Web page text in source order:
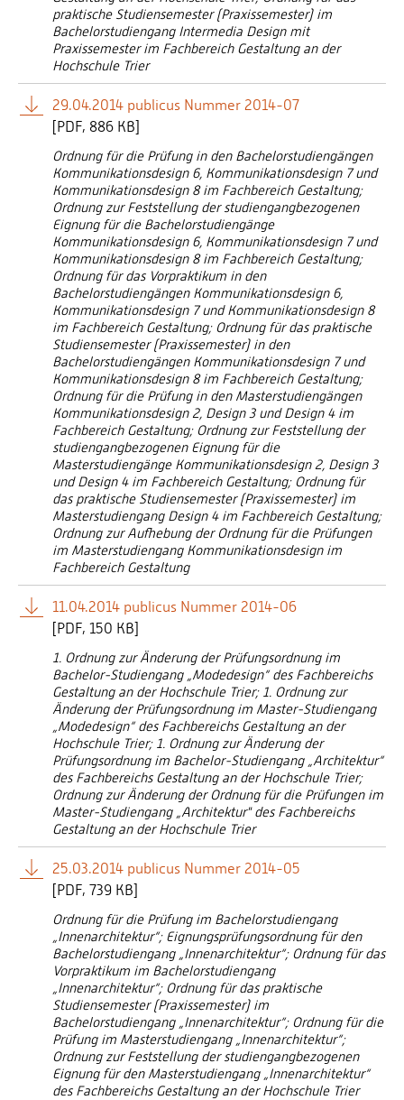
praktische Studiensemester (Praxissemester) im
Bachelorstudiengang Intermedia Design mit
Praxissemester im Fachbereich Gestaltung an der
Hochschule Trier
29.04.2014 publicus Nummer 2014-07
PDF 886 KB]
Ordnung für die Prüfung in den Bachelorstudiengängen
Kommunikationsdesign 6, Kommunikationsdesign 7 und
Kommunikationsdesign 8 im Fachbereich Gestaltung;
Ordnung zur Feststellung der studiengangbezogenen
Eignung für die Bachelorstudiengänge
Kommunikationsdesign 6, Kommunikationsdesign 7 und
Kommunikationsdesign 8 im Fachbereich Gestaltung;
Ordnung für das Vorpraktikum in den
Bachelorstudiengängen Kommunikationsdesign 6,
Kommunikationsdesign 7 und Kommunikationsdesign 8
im Fachbereich Gestaltung; Ordnung für das praktische
Studiensemester (Praxissemester) in den
Bachelorstudiengängen Kommunikationsdesign 7 und
Kommunikationsdesign 8 im Fachbereich Gestaltung;
Ordnung für die Prüfung in den Masterstudiengängen
Kommunikationsdesign 2, Design 3 und Design 4 im
Fachbereich Gestaltung; Ordnung zur Feststellung der
studiengangbezogenen Eignung für die
Masterstudiengänge Kommunikationsdesign 2, Design 3
und Design 4 im Fachbereich Gestaltung; Ordnung für
das praktische Studiensemester (Praxissemester) im
Masterstudiengang Design 4 im Fachbereich Gestaltung;
Ordnung zur Aufhebung der Ordnung für die Prüfungen
im Masterstudiengang Kommunikationsdesign im
Fachbereich Gestaltung
11.04.2014 publicus Nummer 2014-06
PDF 150 KB]
1. Ordnung zur Änderung der Prüfungsordnung im
Bachelor-Studiengang „Modedesign“ des Fachbereichs
Gestaltung an der Hochschule Trier; 1. Ordnung zur
Änderung der Prüfungsordnung im Master-Studiengang
„Modedesign“ des Fachbereichs Gestaltung an der
Hochschule Trier; 1. Ordnung zur Änderung der
Prüfungsordnung im Bachelor-Studiengang „Architektur“
des Fachbereichs Gestaltung an der Hochschule Trier;
Ordnung zur Änderung der Ordnung für die Prüfungen im
Master-Studiengang „Architektur" des Fachbereichs
Gestaltung an der Hochschule Trier
25.03.2014 publicus Nummer 2014-05
PDF 739 KB]
Ordnung für die Prüfung im Bachelorstudiengang
„Innenarchitektur“; Eignungsprüfungsordnung für den
Bachelorstudiengang „Innenarchitektur“; Ordnung für das
Vorpraktikum im Bachelorstudiengang
„Innenarchitektur“; Ordnung für das praktische
Studiensemester (Praxissemester) im
Bachelorstudiengang „Innenarchitektur“; Ordnung für die
Prüfung im Masterstudiengang „Innenarchitektur“;
Ordnung zur Feststellung der studiengangbezogenen
Eignung für den Masterstudiengang „Innenarchitektur“
des Fachbereichs Gestaltung an der Hochschule Trier